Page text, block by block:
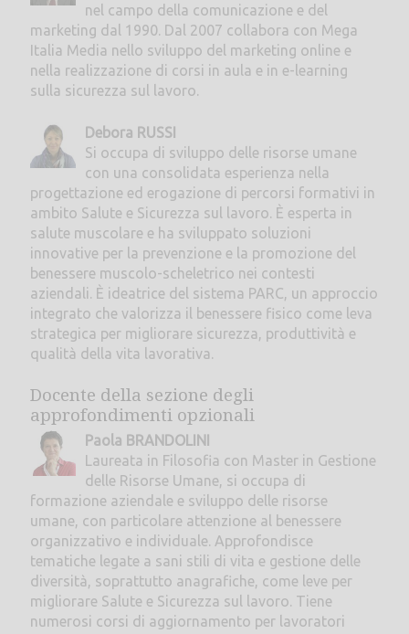
nel campo della comunicazione e del
marketing dal 1990. Dal 2007 collabora con Mega
Italia Media nello sviluppo del marketing online e
nella realizzazione di corsi in aula e in e-learning
sulla sicurezza sul lavoro.
Debora RUSSI
Si occupa di sviluppo delle risorse umane
con una consolidata esperienza nella
progettazione ed erogazione di percorsi formativi in
ambito Salute e Sicurezza sul lavoro. È esperta in
salute muscolare e ha sviluppato soluzioni
innovative per la prevenzione e la promozione del
benessere muscolo-scheletrico nei contesti
aziendali. È ideatrice del sistema PARC, un approccio
integrato che valorizza il benessere fisico come leva
strategica per migliorare sicurezza, produttività e
qualità della vita lavorativa.
Docente della sezione degli
approfondimenti opzionali
Paola BRANDOLINI
Laureata in Filosofia con Master in Gestione
delle Risorse Umane, si occupa di
formazione aziendale e sviluppo delle risorse
umane, con particolare attenzione al benessere
organizzativo e individuale. Approfondisce
tematiche legate a sani stili di vita e gestione delle
diversità, soprattutto anagrafiche, come leve per
migliorare Salute e Sicurezza sul lavoro. Tiene
numerosi corsi di aggiornamento per lavoratori